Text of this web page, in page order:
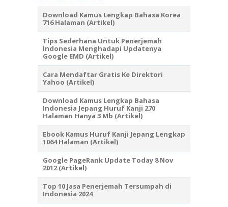
Download Kamus Lengkap Bahasa Korea
716 Halaman (Artikel)
Tips Sederhana Untuk Penerjemah
Indonesia Menghadapi Updatenya
Google EMD (Artikel)
Cara Mendaftar Gratis Ke Direktori
Yahoo (Artikel)
Download Kamus Lengkap Bahasa
Indonesia Jepang Huruf Kanji 270
Halaman Hanya 3 Mb (Artikel)
Ebook Kamus Huruf Kanji Jepang Lengkap
1064 Halaman (Artikel)
Google PageRank Update Today 8 Nov
2012 (Artikel)
Top 10 Jasa Penerjemah Tersumpah di
Indonesia 2024